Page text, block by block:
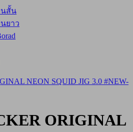
นสั้น
ยาว
ORIGINAL